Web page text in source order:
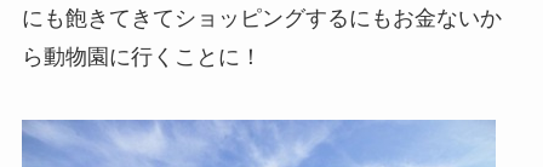
にも飽きてきてショッピングするにもお金ないか
ら動物園に行くことに！